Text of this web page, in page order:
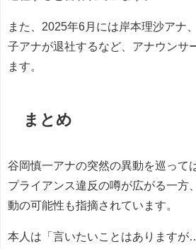
また、2025年6月には岸本理沙アナ
子アナが退社するなど、アナウンサ
ます。
まとめ
谷岡慎一アナの突然の異動を巡って
プライアンス違反の噂が広がる一方
動の可能性も指摘されています。
本人は「言いたいことはありますが